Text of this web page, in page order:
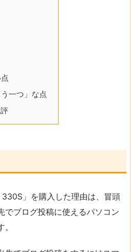
一つ」な点
」を購入した理由は、冒頭
でブログ投稿に使えるパソコン